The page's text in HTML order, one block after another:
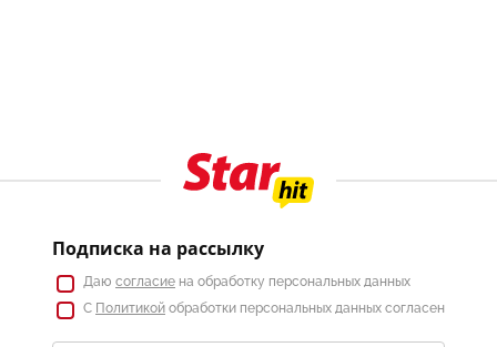
Подписка на рассылку
Даю согласие на обработку персональных данных
С Политикой обработки персональных данных согласен